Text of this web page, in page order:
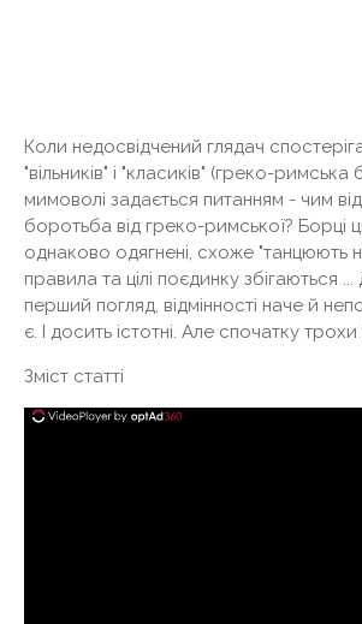
Коли недосвідчений глядач
"вільників" і "класиків" (греко-
мимоволі задається питанням - чим
боротьба від греко-римської? Борці
однаково одягнені, схоже "танцюють
правила та цілі поєдинку збігаються
перший погляд, відмінності наче й
є. І досить істотні. Але спочатку трохи
Зміст статті